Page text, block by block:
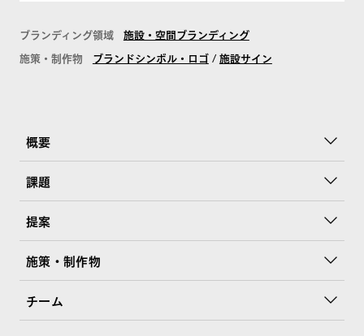
ブランディング領域
施設・空間ブランディング
施策・制作物
ブランドシンボル・ロゴ/施設サイン
概要
課題
提案
施策・制作物
チーム